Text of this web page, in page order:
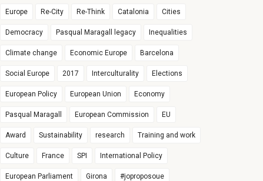
Europe Re-City Re-Think Catalonia Cities
Democracy Pasqual Maragall legacy Inequalities
Climate change Economic Europe Barcelona
Social Europe 2017 Interculturality Elections
European Policy European Union Economy
Pasqual Maragall European Commission EU
Award Sustainability research Training and work
Culture France SPI International Policy
European Parliament Girona #joproposoue